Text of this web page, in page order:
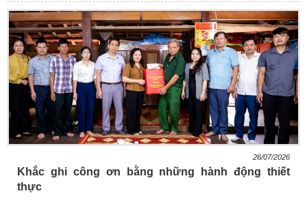
26/07/2026
Khắc ghi công ơn bằng những hành động thiết
thực